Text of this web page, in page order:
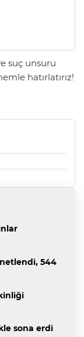
suç unsuru
hatırlatırız!
544
sona erdi